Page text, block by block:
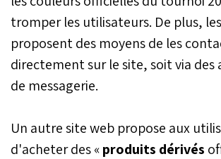
tromper les utilisateurs. De plus,
proposent des moyens de les
directement sur le site, soit via des
de messagerie.
Un autre site web propose aux
d'acheter des «produits dérivés